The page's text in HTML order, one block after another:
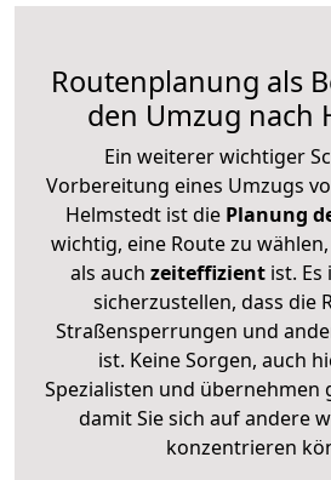
Routenplanung als
den Umzug nach
Ein weiterer wichtiger
Vorbereitung eines Umzugs
Helmstedt ist die Planung
wichtig, eine Route zu
als auch zeiteffizientist. Es
sicherzustellen, dass die
Straßensperrungen und
ist. Keine Sorgen, auch
Spezialisten und übernehmen
damit Sie sich auf andere
konzentrieren